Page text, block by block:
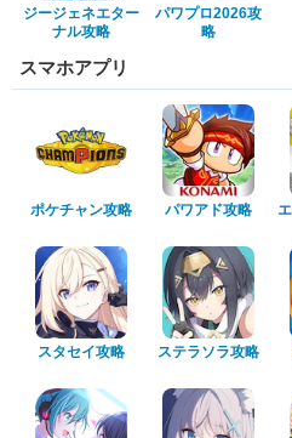
ジージェネエター
ナル攻略
パワプロ2026攻
略
スマホアプリ
ポケチャン攻略 パワアド攻略
スタセイ攻略 ステラソラ攻略